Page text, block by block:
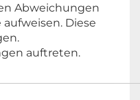
Abweichungen
Diese
auftreten.